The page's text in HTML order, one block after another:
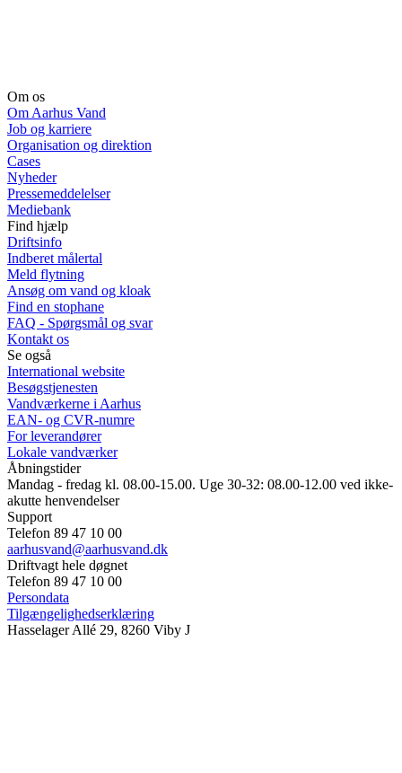
Om os
Om Aarhus Vand
Job og karriere
Organisation og direktion
Cases
Nyheder
Pressemeddelelser
Mediebank
Find hjælp
Driftsinfo
Indberet målertal
Meld flytning
Ansøg om vand og kloak
Find en stophane
FAQ - Spørgsmål og svar
Kontakt os
Se også
International website
Besøgstjenesten
Vandværkerne i Aarhus
EAN- og CVR-numre
For leverandører
Lokale vandværker
Åbningstider
Mandag - fredag kl. 08.00-15.00. Uge 30-32: 08.00-12.00 ved ikke-
akutte henvendelser
Support
Telefon 89 47 10 00
aarhusvand@aarhusvand.dk
Driftvagt hele døgnet
Telefon 89 47 10 00
Persondata
Tilgængelighedserklæring
Hasselager Allé 29, 8260 Viby J